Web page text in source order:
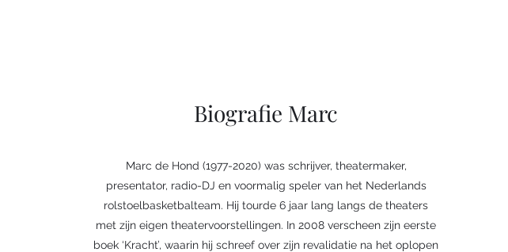
Biografie Marc
Marc de Hond (1977-2020) was schrijver, theatermaker,
presentator, radio-DJ en voormalig speler van het Nederlands
rolstoelbasketbalteam. Hij tourde 6 jaar lang langs de theaters
met zijn eigen theatervoorstellingen. In 2008 verscheen zijn eerste
boek ‘Kracht’, waarin hij schreef over zijn revalidatie na het oplopen